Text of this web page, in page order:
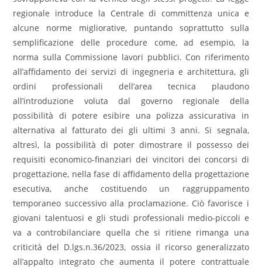
regionale introduce la Centrale di committenza unica e
alcune norme migliorative, puntando soprattutto sulla
semplificazione delle procedure come, ad esempio, la
norma sulla Commissione lavori pubblici. Con riferimento
all’affidamento dei servizi di ingegneria e architettura, gli
ordini professionali dell’area tecnica plaudono
all’introduzione voluta dal governo regionale della
possibilità di potere esibire una polizza assicurativa in
alternativa al fatturato dei gli ultimi 3 anni. Si segnala,
altresì, la possibilità di poter dimostrare il possesso dei
requisiti economico-finanziari dei vincitori dei concorsi di
progettazione, nella fase di affidamento della progettazione
esecutiva, anche costituendo un raggruppamento
temporaneo successivo alla proclamazione. Ciò favorisce i
giovani talentuosi e gli studi professionali medio-piccoli e
va a controbilanciare quella che si ritiene rimanga una
criticità del D.lgs.n.36/2023, ossia il ricorso generalizzato
all’appalto integrato che aumenta il potere contrattuale